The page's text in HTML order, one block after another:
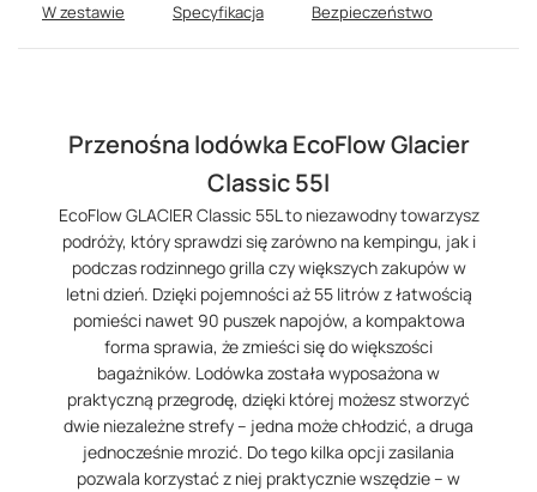
W zestawie Specyfikacja Bezpieczeństwo
Przenośna lodówka EcoFlow Glacier
Classic 55l
EcoFlow GLACIER Classic 55L to niezawodny towarzysz
podróży, który sprawdzi się zarówno na kempingu, jak i
podczas rodzinnego grilla czy większych zakupów w
letni dzień. Dzięki pojemności aż 55 litrów z łatwością
pomieści nawet 90 puszek napojów, a kompaktowa
forma sprawia, że zmieści się do większości
bagażników. Lodówka została wyposażona w
praktyczną przegrodę, dzięki której możesz stworzyć
dwie niezależne strefy – jedna może chłodzić, a druga
jednocześnie mrozić. Do tego kilka opcji zasilania
pozwala korzystać z niej praktycznie wszędzie – w